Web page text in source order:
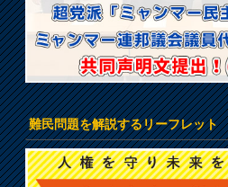
難民問題を解説するリーフレット